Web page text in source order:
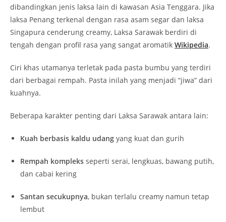
dibandingkan jenis laksa lain di kawasan Asia Tenggara. Jika
laksa Penang terkenal dengan rasa asam segar dan laksa
Singapura cenderung creamy, Laksa Sarawak berdiri di
tengah dengan profil rasa yang sangat aromatik Wikipedia.
Ciri khas utamanya terletak pada pasta bumbu yang terdiri
dari berbagai rempah. Pasta inilah yang menjadi “jiwa” dari
kuahnya.
Beberapa karakter penting dari Laksa Sarawak antara lain:
Kuah berbasis kaldu udang yang kuat dan gurih
Rempah kompleks seperti serai, lengkuas, bawang putih,
dan cabai kering
Santan secukupnya, bukan terlalu creamy namun tetap
lembut